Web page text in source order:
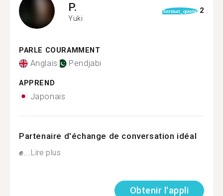
P.
Yuki
format_quote 2
PARLE COURAMMENT
Anglais Pendjabi
APPREND
Japonais
Partenaire d'échange de conversation idéal
✊... Lire plus
Obtenir l'appli